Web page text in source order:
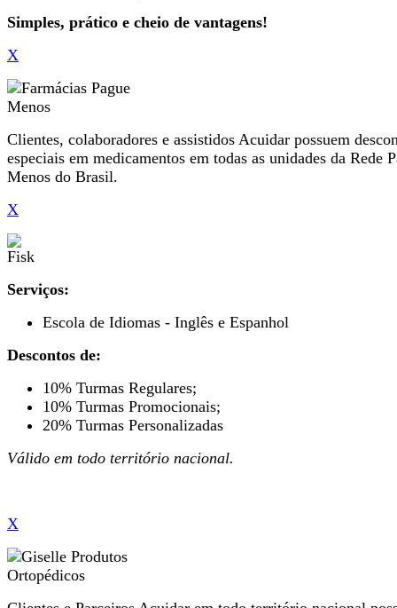
Simples, prático e cheio de vantagens!
X
Clientes, colaboradores e assistidos Acuidar possuem
especiais em medicamentos em todas as unidades da Rede
Menos do Brasil.
X
Serviços:
Escola de Idiomas - Inglês e Espanhol
Descontos de:
10% Turmas Regulares;
10% Turmas Promocionais;
20% Turmas Personalizadas
Válido em todo território nacional.
X